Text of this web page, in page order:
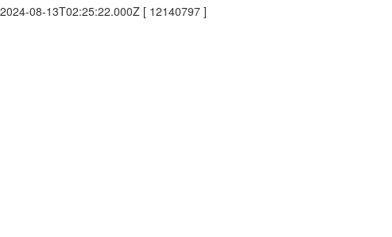
2024-08-13T02:25:22.000Z [ 12140797 ]